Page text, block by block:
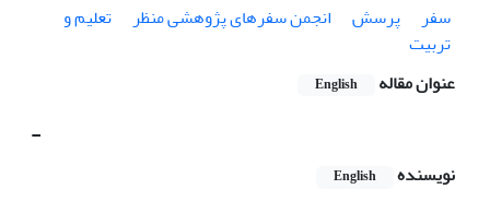
سفر
پرسش انجمن سفرهای پژوهشی منظر
تعلیم و
تربیت
عنوان مقاله
English
-
نویسنده English